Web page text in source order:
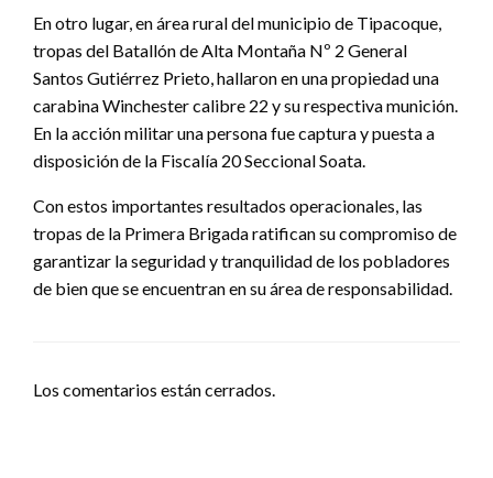
En otro lugar, en área rural del municipio de Tipacoque,
tropas del Batallón de Alta Montaña Nº 2 General
Santos Gutiérrez Prieto, hallaron en una propiedad una
carabina Winchester calibre 22 y su respectiva munición.
En la acción militar una persona fue captura y puesta a
disposición de la Fiscalía 20 Seccional Soata.
Con estos importantes resultados operacionales, las
tropas de la Primera Brigada ratifican su compromiso de
garantizar la seguridad y tranquilidad de los pobladores
de bien que se encuentran en su área de responsabilidad.
Los comentarios están cerrados.